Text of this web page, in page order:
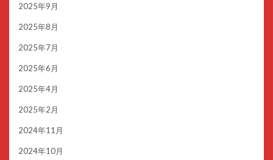
2025年9月
2025年8月
2025年7月
2025年6月
2025年4月
2025年2月
2024年11月
2024年10月